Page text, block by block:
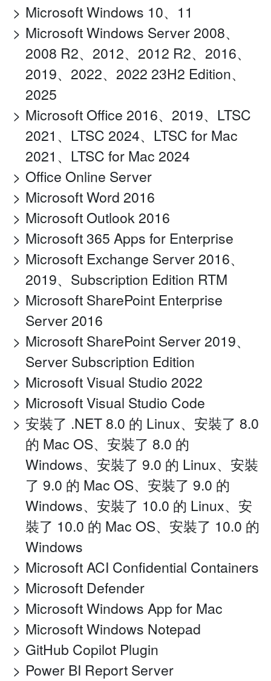
Microsoft Windows 10、11
Microsoft Windows Server 2008、
2008 R2、2012、2012 R2、2016、
2019、2022、2022 23H2 Edition、
2025
Microsoft Office 2016、2019、LTSC
2021、LTSC 2024、LTSC for Mac
2021、LTSC for Mac 2024
Office Online Server
Microsoft Word 2016
Microsoft Outlook 2016
Microsoft 365 Apps for Enterprise
Microsoft Exchange Server 2016、
2019、Subscription Edition RTM
Microsoft SharePoint Enterprise
Server 2016
Microsoft SharePoint Server 2019、
Server Subscription Edition
Microsoft Visual Studio 2022
Microsoft Visual Studio Code
安裝了 .NET 8.0 的 Linux、安裝了 8.0
的 Mac OS、安裝了 8.0 的
Windows、安裝了 9.0 的 Linux、安裝
了 9.0 的 Mac OS、安裝了 9.0 的
Windows、安裝了 10.0 的 Linux、安
裝了 10.0 的 Mac OS、安裝了 10.0 的
Windows
Microsoft ACI Confidential Containers
Microsoft Defender
Microsoft Windows App for Mac
Microsoft Windows Notepad
GitHub Copilot Plugin
Power BI Report Server